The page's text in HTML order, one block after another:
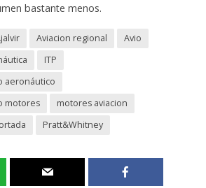
bastante menos.
Aviacion regional
Avio
ITP
aeronáutico
motores
motores aviacion
Pratt&Whitney